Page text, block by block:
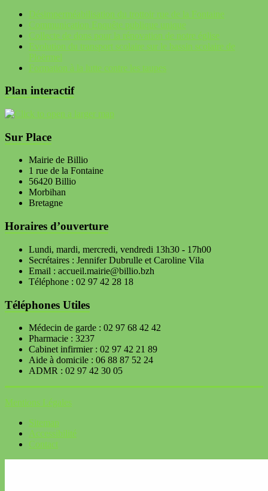
Désimperméabilisation du trottoir rue de la Fontaine
Communication Enquête publique unique
Collecte de dons pour la rénovation de notre église
Evolution du transport scolaire sur le bassin scolaire de
Ploërmel
Formation à la lutte contre les taupes
Plan interactif
Sur Place
Mairie de Billio
1 rue de la Fontaine
56420 Billio
Morbihan
Bretagne
Horaires d’ouverture
Lundi, mardi, mercredi, vendredi 13h30 - 17h00
Secrétaires : Jennifer Dubrulle et Caroline Vila
Email : accueil.mairie@billio.bzh
Téléphone : 02 97 42 28 18
Téléphones Utiles
Médecin de garde : 02 97 68 42 42
Pharmacie : 3237
Cabinet infirmier : 02 97 42 21 89
Aide à domicile : 06 88 87 52 24
ADMR : 02 97 42 30 05
Mentions Légales
Sitemap
Accessibilité
Contact